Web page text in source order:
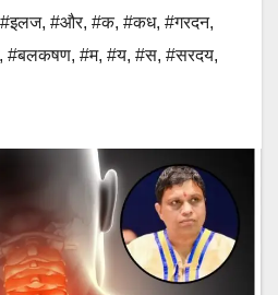
#इलज, #और, #क, #कध, #गरदन,
, #बलकषण, #म, #य, #स, #सरदय,